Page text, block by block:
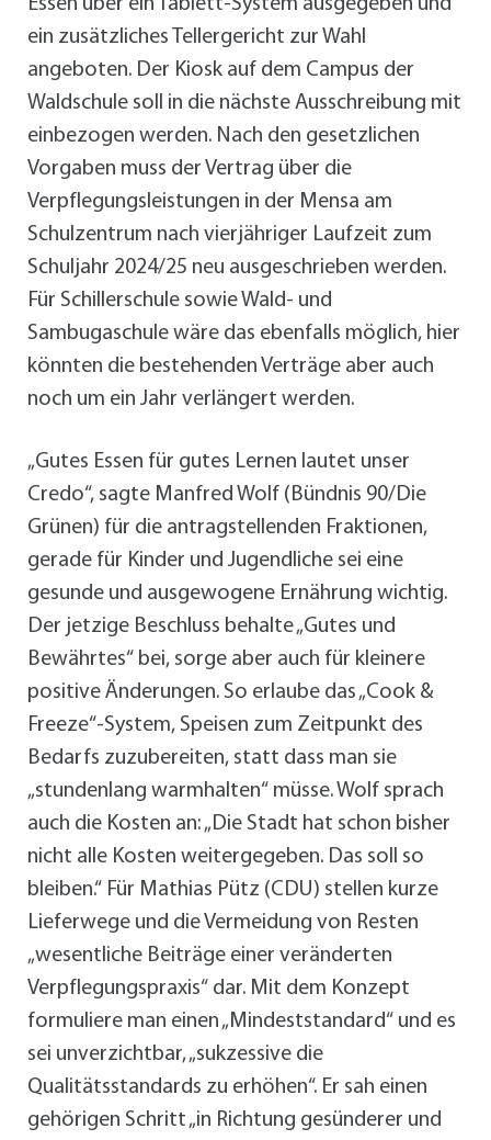
ein zusätzliches Tellergericht zur Wahl
angeboten. Der Kiosk auf dem Campus der
Waldschule soll in die nächste Ausschreibung mit
einbezogen werden. Nach den gesetzlichen
Vorgaben muss der Vertrag über die
Verpflegungsleistungen in der Mensa am
Schulzentrum nach vierjähriger Laufzeit zum
Schuljahr 2024/25 neu ausgeschrieben werden.
Für Schillerschule sowie Wald- und
Sambugaschule wäre das ebenfalls möglich, hier
könnten die bestehenden Verträge aber auch
noch um ein Jahr verlängert werden.
„Gutes Essen für gutes Lernen lautet unser
Credo“, sagte Manfred Wolf (Bündnis 90/Die
Grünen) für die antragstellenden Fraktionen,
gerade für Kinder und Jugendliche sei eine
gesunde und ausgewogene Ernährung wichtig.
Der jetzige Beschluss behalte „Gutes und
Bewährtes“ bei, sorge aber auch für kleinere
positive Änderungen. So erlaube das „Cook &
Freeze“-System, Speisen zum Zeitpunkt des
Bedarfs zuzubereiten, statt dass man sie
„stundenlang warmhalten“ müsse. Wolf sprach
auch die Kosten an: „Die Stadt hat schon bisher
nicht alle Kosten weitergegeben. Das soll so
bleiben.“ Für Mathias Pütz (CDU) stellen kurze
Lieferwege und die Vermeidung von Resten
„wesentliche Beiträge einer veränderten
Verpflegungspraxis“ dar. Mit dem Konzept
formuliere man einen „Mindeststandard“ und es
sei unverzichtbar, „sukzessive die
Qualitätsstandards zu erhöhen“. Er sah einen
gehörigen Schritt „in Richtung gesünderer und